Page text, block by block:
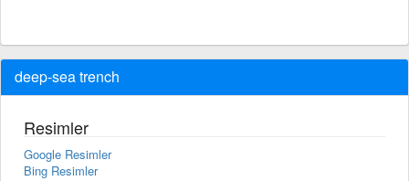
deep-sea trench
Resimler
Google Resimler
Bing Resimler